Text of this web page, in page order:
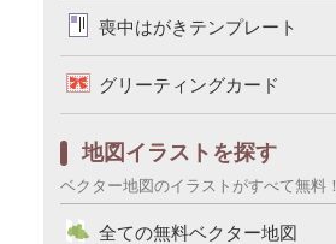
喪中はがきテンプレート
グリーティングカード
地図イラストを探す
ベクター地図のイラストがすべて無料！
全ての無料ベクター地図